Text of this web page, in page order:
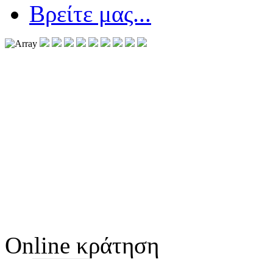
Βρείτε μας...
Online κράτηση